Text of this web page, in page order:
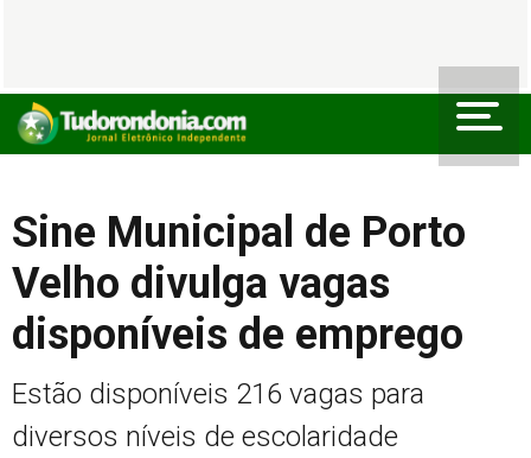
Sine Municipal de Porto
Velho divulga vagas
disponíveis de emprego
Estão disponíveis 216 vagas para
diversos níveis de escolaridade